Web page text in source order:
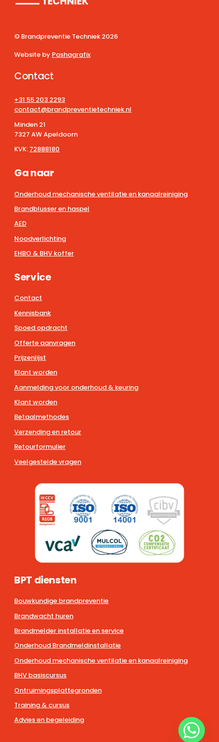
© Brandpreventie Techniek 2026
Website by Pashagrafix
Contact
+31 55 203 2293
contact@brandpreventietechniek.nl
Minden 21
7327 AW Apeldoorn
KVK: 72888180
Ga naar
Onderhoud mechanische ventilatie en kanaalreiniging
Brandblusser en haspel
AED
Noodverlichting
EHBO & BHV koffer
Service
Contact
Kennisbank
Spoed opdracht
Offerte aanvragen
Prijzenlijst
Klant worden
Aanmelding voor onderhoud & keuring
Klant worden
Betaalmethodes
Verzending en retour
Retourformulier
Veelgestelde vragen
BPT diensten
Bouwkundige brandpreventie
Brandwacht huren
Brandmelder installatie en service
Onderhoud Brandmeldinstallatie
Onderhoud mechanische ventilatie en kanaalreiniging
BHV basiscursus
Ontruimingsplattegronden
Training & cursus
Advies en begeleiding